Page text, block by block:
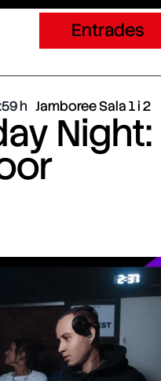
Entrades
Jamboree Sala 1 i 2
Night: